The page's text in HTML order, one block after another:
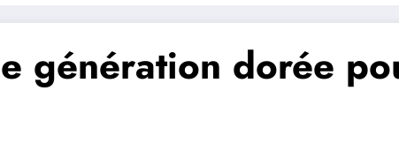
génération dorée